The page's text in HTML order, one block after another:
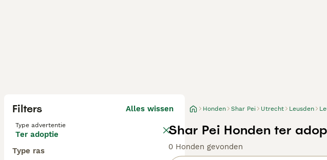
Filters Alles wissen
Type advertentie
Ter adoptie
Type ras
Honden Shar Pei Utrecht Leusden
Shar Pei Honden ter
0 Honden gevonden